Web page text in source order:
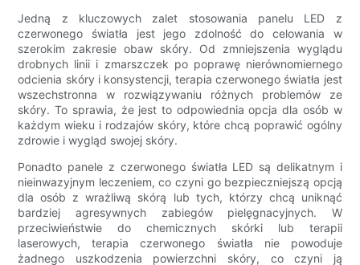
Jedną z kluczowych zalet stosowania panelu LED z
czerwonego światła jest jego zdolność do celowania w
szerokim zakresie obaw skóry. Od zmniejszenia wyglądu
drobnych linii i zmarszczek po poprawę nierównomiernego
odcienia skóry i konsystencji, terapia czerwonego światła jest
wszechstronna w rozwiązywaniu różnych problemów ze
skóry. To sprawia, że ​​jest to odpowiednia opcja dla osób w
każdym wieku i rodzajów skóry, które chcą poprawić ogólny
zdrowie i wygląd swojej skóry.
Ponadto panele z czerwonego światła LED są delikatnym i
nieinwazyjnym leczeniem, co czyni go bezpieczniejszą opcją
dla osób z wrażliwą skórą lub tych, którzy chcą uniknąć
bardziej agresywnych zabiegów pielęgnacyjnych. W
przeciwieństwie do chemicznych skórki lub terapii
laserowych, terapia czerwonego światła nie powoduje
żadnego uszkodzenia powierzchni skóry, co czyni ją